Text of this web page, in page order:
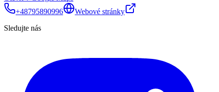
+48795890996
Webové stránky
Sledujte nás